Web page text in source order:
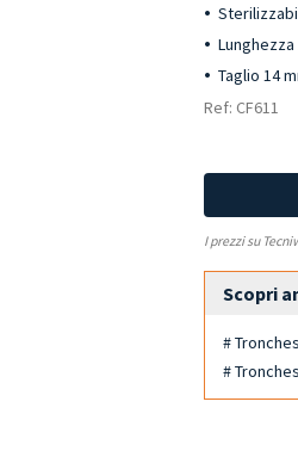
Lunghezza
Taglio 14
Ref: CF611
I prezzi su
Scopri
#
#